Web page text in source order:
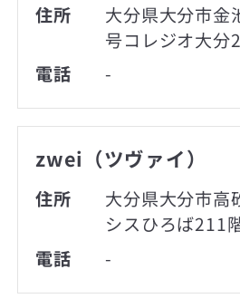
住所
大分県大分市金
号コレジオ大分
電話
-
zwei（ツヴァイ）
住所
大分県大分市高
シスひろば211
電話
-